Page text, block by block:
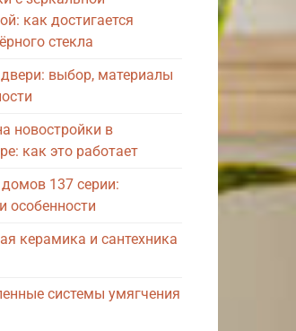
как достигается
стекла
выбор, материалы
новостройки в
как это работает
137 серии:
особенности
керамика и сантехника
системы умягчения